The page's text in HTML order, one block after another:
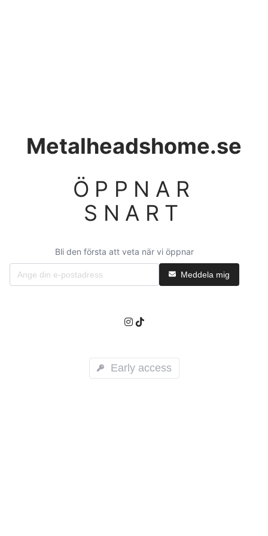
Metalheadshome.se
ÖPPNAR
SNART
Bli den första att veta när vi öppnar
Meddela mig
Early access